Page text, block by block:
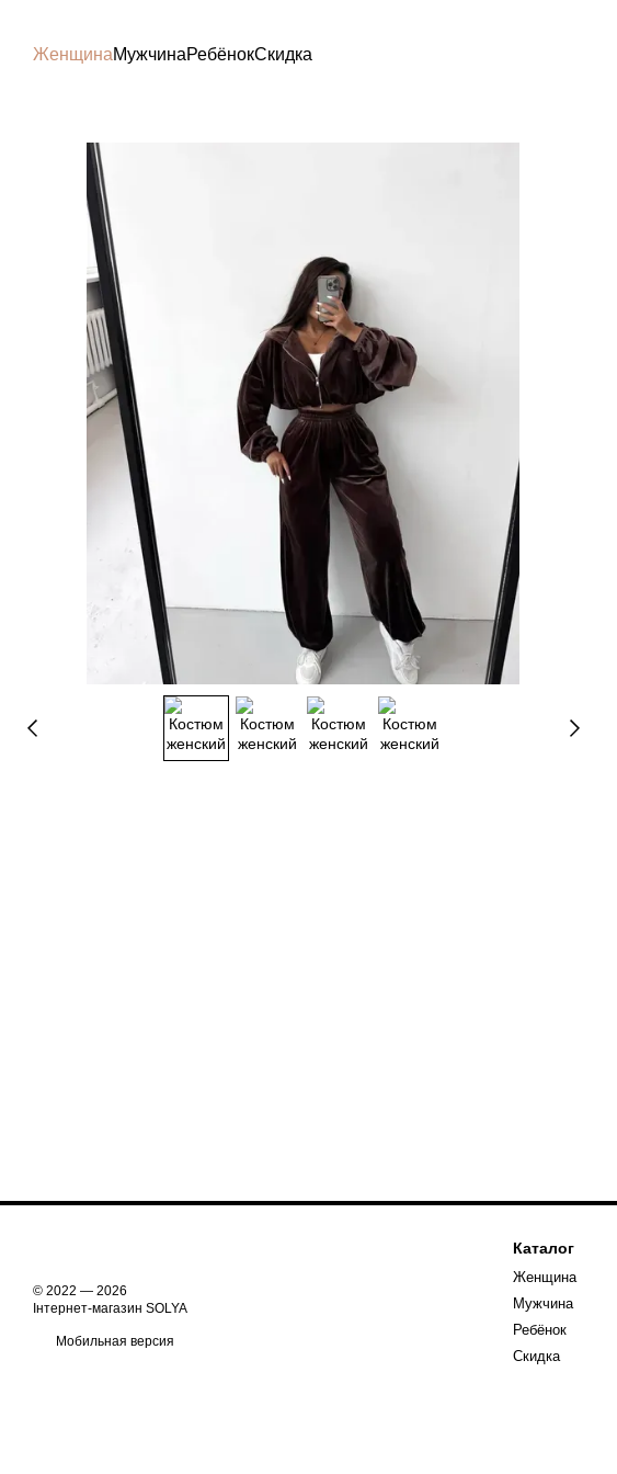
ЖенщинаМужчинаРебёнокСкидка
© 2022 — 2026
Інтернет-магазин SOLYA
Мобильная версия
Каталог
Женщина
Мужчина
Ребёнок
Скидка